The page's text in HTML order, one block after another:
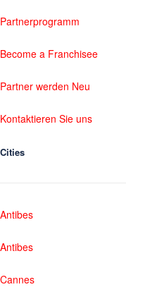
Partnerprogramm
Become a Franchisee
Partner werden Neu
Kontaktieren Sie uns
Cities
Antibes
Antibes
Cannes